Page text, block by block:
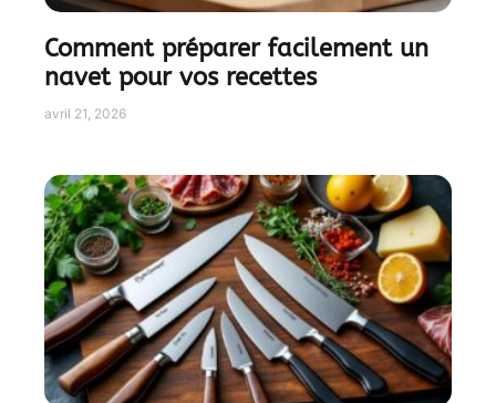
Comment préparer facilement un
navet pour vos recettes
avril 21, 2026